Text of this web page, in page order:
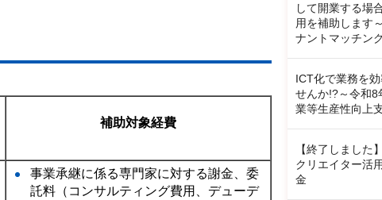
補助対象経費
事業承継に係る専門家に対する謝金、委
託料（コンサルティング費用、デューデ
して開業する場
用を補助します
ナントマッチン
ICT化で業務を効
せんか!?～令和8
業等生産性向上
【終了しました
クリエイター活
金